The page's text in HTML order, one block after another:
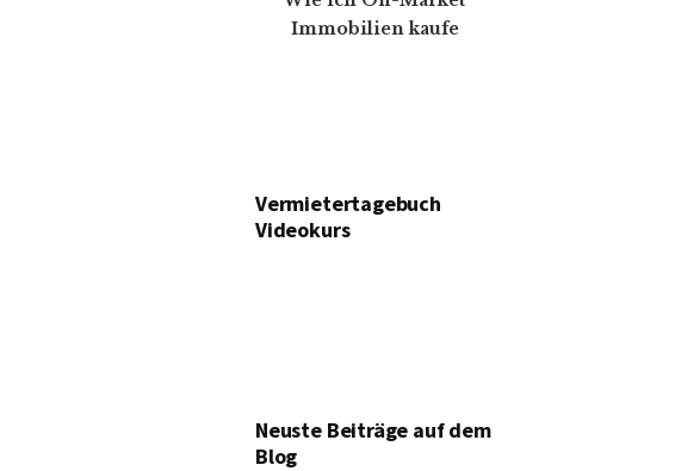
Immobilien kaufe
Vermietertagebuch
Videokurs
Neuste Beiträge auf dem
Blog